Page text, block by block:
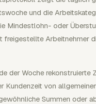
und die
Mindestlohn- oder
freigestellte Arbeitnehmer
der Woche rekonstruierte
Kundenzeit von
Summen oder